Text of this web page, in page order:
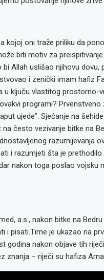
kojoj oni traže priliku da
biti motiv za
Allah uslišao njihovu dovu,
i zenički imam hafiz
u ključu vlastitog prostorno-
programi?
ujede”. Sjećanje na
često vezivanje bitke na
razumijevanja
i razumjeti šta je
nakon toga poslao vojsku
a.s., nakon bitke na
pisati.Time je ukazao na
godina nakon objave tih
znanja – riječi su hafiza